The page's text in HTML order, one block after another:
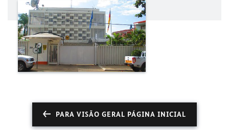
PARA VISÃO GERAL PÁGINA INICIAL